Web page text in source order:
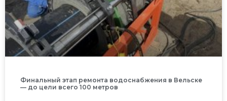
Финальный этап ремонта водоснабжения в Вельске
— до цели всего 100 метров